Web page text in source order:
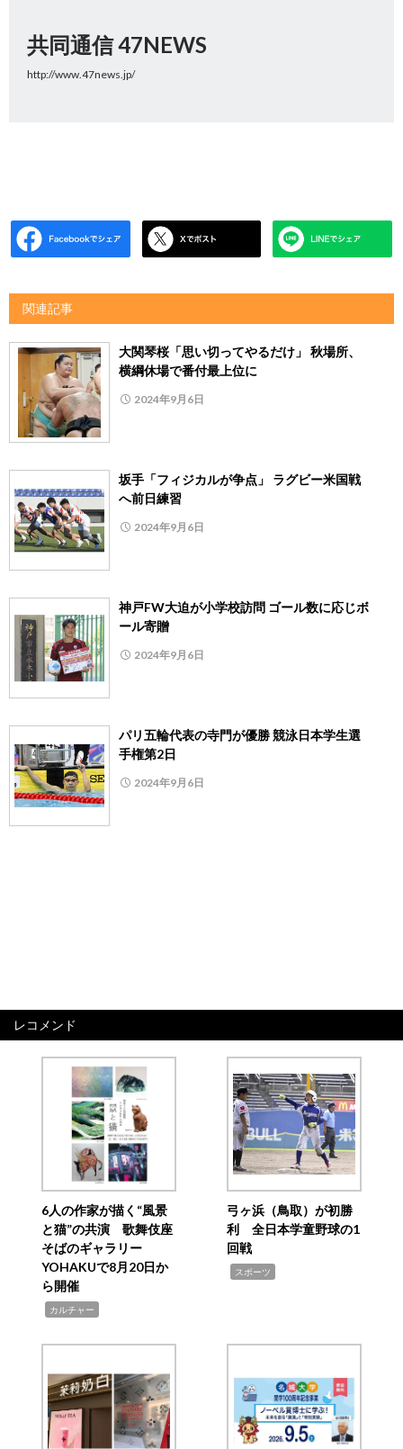
共同通信 47NEWS
http://www.47news.jp/
関連記事
大関琴桜「思い切ってやるだけ」 秋場所、
横綱休場で番付最上位に
2024年9月6日
坂手「フィジカルが争点」 ラグビー米国戦
へ前日練習
2024年9月6日
神戸FW大迫が小学校訪問 ゴール数に応じボ
ール寄贈
2024年9月6日
パリ五輪代表の寺門が優勝 競泳日本学生選
手権第2日
2024年9月6日
レコメンド
6人の作家が描く“風景
と猫”の共演 歌舞伎座
そばのギャラリー
YOHAKUで8月20日か
ら開催
カルチャー
弓ヶ浜（鳥取）が初勝
利 全日本学童野球の1
回戦
スポーツ